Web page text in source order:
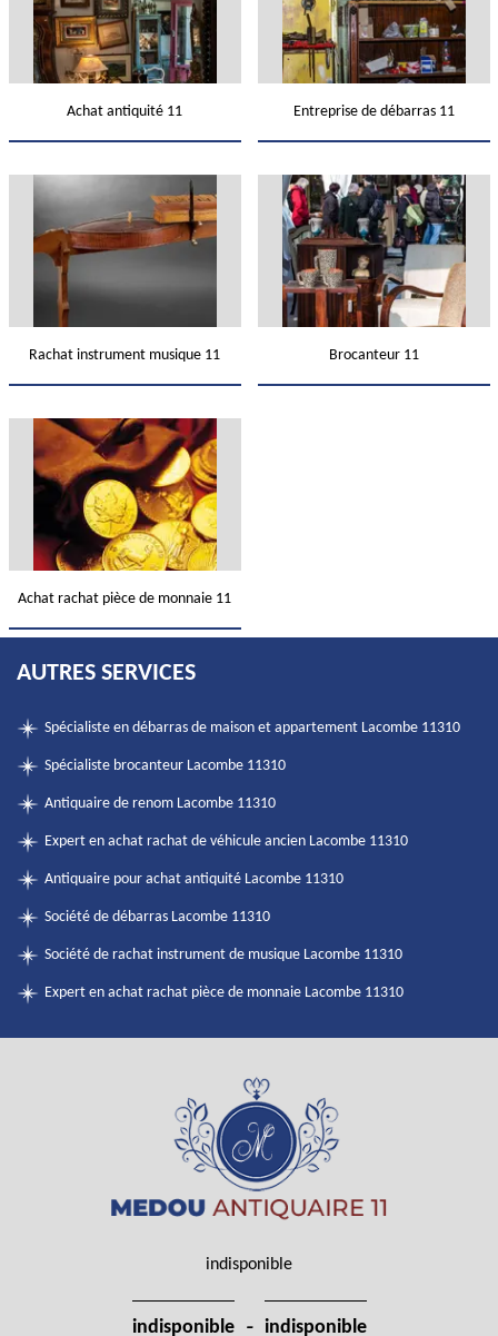
Achat antiquité 11 Entreprise de débarras 11
Rachat instrument musique 11 Brocanteur 11
Achat rachat pièce de monnaie 11
AUTRES SERVICES
Spécialiste en débarras de maison et appartement Lacombe 11310
Spécialiste brocanteur Lacombe 11310
Antiquaire de renom Lacombe 11310
Expert en achat rachat de véhicule ancien Lacombe 11310
Antiquaire pour achat antiquité Lacombe 11310
Société de débarras Lacombe 11310
Société de rachat instrument de musique Lacombe 11310
Expert en achat rachat pièce de monnaie Lacombe 11310
indisponible
indisponible - indisponible